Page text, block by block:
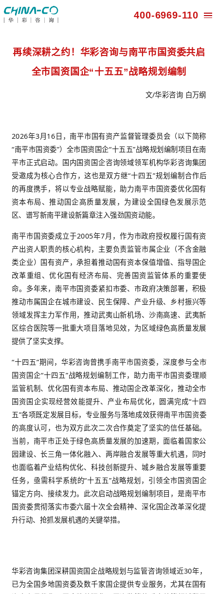
400-
再续深耕之约！华彩咨询与南平市国
全市国资国企“十五五”战略规划
2026年3月16日，南平市国有资产监督管理委员会
“南平市国资委”）全市国资国企“十五五”战略规划编
平市正式启动。国内国资国企咨询领域领军机构华
受邀成为核心合作方，这也是双方继“十四五”规划
的再度携手，将以专业战略赋能，助力南平市国资
资本布局、推动国企高质量发展，为建设全国绿
区、谱写新南平建设新篇章注入强劲国资动能。
南平市国资委成立于2005年7月，作为市政府授权
产出资人职责的核心机构，主要负责监管市属企业
类企业）国有资产，承担着推动国有资本保值增值
改革重组、优化国有经济布局、完善国资监管体
命。多年来，南平市国资委紧扣市委、市政府决策
推动市属国企在城市建设、民生保障、产业升级、
领域发挥主力军作用，推动武夷山新机场、沙南高
区综合医院等一批重大项目落地见效，为区域绿色
提供了坚实支撑。
“十四五”期间，华彩咨询曾携手南平市国资委，深
国资国企“十四五”战略规划编制工作，助力南平市
监管机制、优化国有资本布局、推动国企改革深化
国资国企实现经营效能提升、产业布局优化，圆
五”各项既定发展目标，专业服务与落地成效获得南
园建设、长三角一体化融入、两岸融合发展等重大
也面临着产业结构优化、科技创新提升、城乡融合